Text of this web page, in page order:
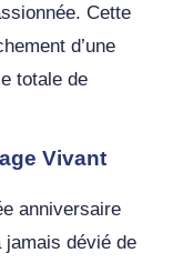
Cette
d’une
totale de
Vivant
anniversaire
jamais dévié de